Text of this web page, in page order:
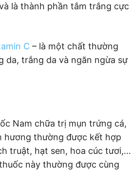
là thành phần tắm trắng cực
C – là một chất thường
da, trắng da và ngăn ngừa sự
Nam chữa trị mụn trứng cá,
hương thường được kết hợp
truật, hạt sen, hoa cúc tươi,…
này thường được cùng